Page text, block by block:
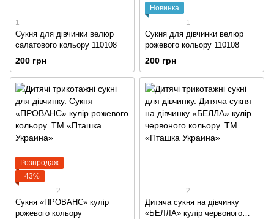
1
Сукня для дівчинки велюр
салатового кольору 110108
200 грн
Новинка
1
Сукня для дівчинки велюр
рожевого кольору 110108
200 грн
Розпродаж
−43%
2
Сукня «ПРОВАНС» кулір
рожевого кольору
2
Дитяча сукня на дівчинку
«БЕЛЛА» кулір червоного